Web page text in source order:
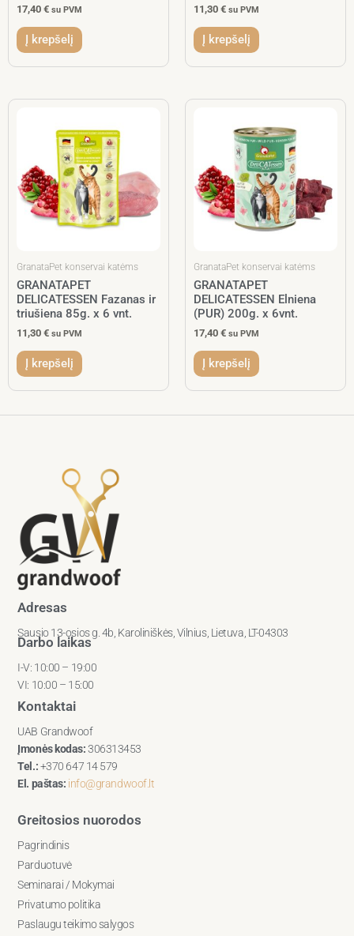
17,40 € su PVM
Į krepšelį
11,30 € su PVM
Į krepšelį
GranataPet konservai katėms
GRANATAPET
DELICATESSEN Fazanas ir
triušiena 85g. x 6 vnt.
11,30 € su PVM
Į krepšelį
GranataPet konservai katėms
GRANATAPET
DELICATESSEN Elniena
(PUR) 200g. x 6vnt.
17,40 € su PVM
Į krepšelį
Adresas
Sausio 13-osios g. 4b, Karoliniškės, Vilnius, Lietuva, LT-04303
Darbo laikas
I-V: 10:00 – 19:00
VI: 10:00 – 15:00
Kontaktai
UAB Grandwoof
Įmonės kodas:306313453
Tel.:+370 647 14 579
El. paštas: info@grandwoof.lt
Greitosios nuorodos
Pagrindinis
Parduotuvė
Seminarai / Mokymai
Privatumo politika
Paslaugu teikimo salygos